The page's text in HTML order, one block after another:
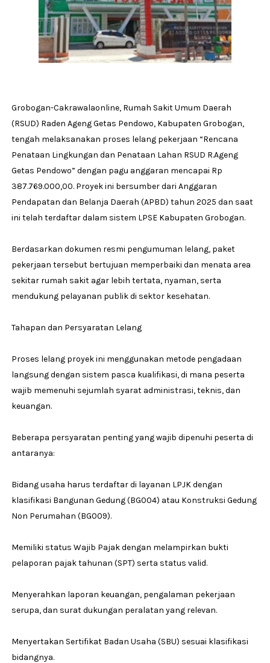
Grobogan-Cakrawalaonline, Rumah Sakit Umum Daerah
(RSUD) Raden Ageng Getas Pendowo, Kabupaten Grobogan,
tengah melaksanakan proses lelang pekerjaan “Rencana
Penataan Lingkungan dan Penataan Lahan RSUD R.Ageng
Getas Pendowo” dengan pagu anggaran mencapai Rp
387.769.000,00. Proyek ini bersumber dari Anggaran
Pendapatan dan Belanja Daerah (APBD) tahun 2025 dan saat
ini telah terdaftar dalam sistem LPSE Kabupaten Grobogan.
Berdasarkan dokumen resmi pengumuman lelang, paket
pekerjaan tersebut bertujuan memperbaiki dan menata area
sekitar rumah sakit agar lebih tertata, nyaman, serta
mendukung pelayanan publik di sektor kesehatan.
Tahapan dan Persyaratan Lelang
Proses lelang proyek ini menggunakan metode pengadaan
langsung dengan sistem pasca kualifikasi, di mana peserta
wajib memenuhi sejumlah syarat administrasi, teknis, dan
keuangan.
Beberapa persyaratan penting yang wajib dipenuhi peserta di
antaranya:
Bidang usaha harus terdaftar di layanan LPJK dengan
klasifikasi Bangunan Gedung (BG004) atau Konstruksi Gedung
Non Perumahan (BG009).
Memiliki status Wajib Pajak dengan melampirkan bukti
pelaporan pajak tahunan (SPT) serta status valid.
Menyerahkan laporan keuangan, pengalaman pekerjaan
serupa, dan surat dukungan peralatan yang relevan.
Menyertakan Sertifikat Badan Usaha (SBU) sesuai klasifikasi
bidangnya.